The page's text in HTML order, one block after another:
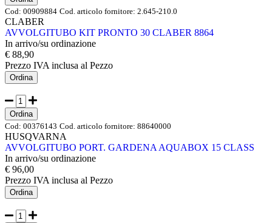
Cod: 00909884 Cod. articolo fornitore: 2.645-210.0
CLABER
AVVOLGITUBO KIT PRONTO 30 CLABER 8864
In arrivo/su ordinazione
€ 88,90
Prezzo IVA inclusa al Pezzo
Ordina
Ordina
Cod: 00376143 Cod. articolo fornitore: 88640000
HUSQVARNA
AVVOLGITUBO PORT. GARDENA AQUABOX 15 CLASS
In arrivo/su ordinazione
€ 96,00
Prezzo IVA inclusa al Pezzo
Ordina